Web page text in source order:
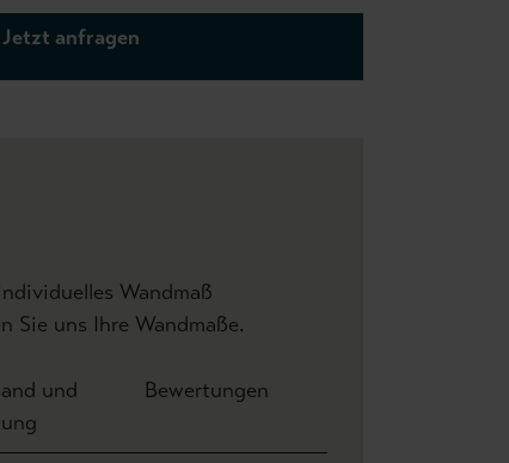
Jetzt anfragen
Wandmaß
Sie uns Ihre Wandmaße.
und
Bewertungen